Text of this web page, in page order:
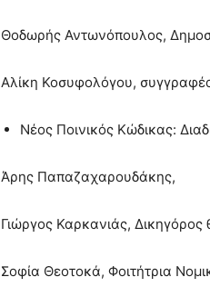
Θοδωρής Αντωνόπουλος,
Αλίκη Κοσυφολόγου,
Νέος Ποινικός Κώδικας:
Άρης Παπαζαχαρουδάκης,
Γιώργος Καρκανιάς,
Σοφία Θεοτοκά, Φοιτήτρια